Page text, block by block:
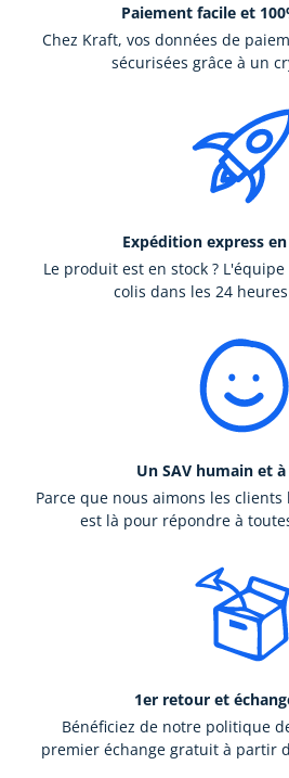
Paiement facile et
Chez Kraft, vos données de
sécurisées grâce à un
Expédition express
Le produit est en stock ?
colis dans les 24
Un SAV humain et
Parce que nous aimons les
est là pour répondre à
1er retour et
Bénéficiez de notre politique
premier échange gratuit à partir